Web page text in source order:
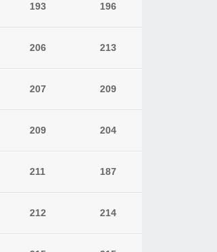
193 196
206 213
207 209
209 204
211 187
212 214